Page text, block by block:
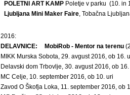
POLETNI ART KAMP Poletje v parku (10. in
Ljubljana Mini Maker Faire, Tobačna
2016:
DELAVNICE: MobiRob - Mentor na terenu
MIKK Murska Sobota, 29. avgust 2016, ob 16.
Delavski dom Trbovlje, 30. avgust 2016, ob
MC Celje, 10. september 2016, ob 10. uri
Zavod O Škofja Loka, 11. september 2016, ob